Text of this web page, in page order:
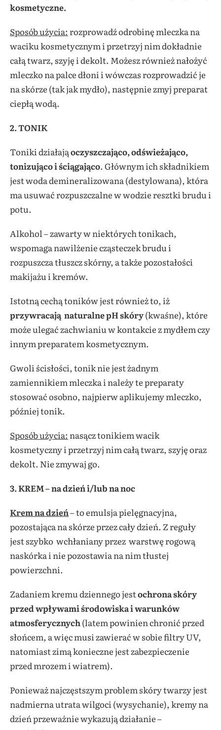
kosmetyczne.
Sposób użycia: rozprowadź odrobinę mleczka na
waciku kosmetycznym i przetrzyj nim dokładnie
całą twarz, szyję i dekolt. Możesz również nałożyć
mleczko na palce dłoni i wówczas rozprowadzić je
na skórze (tak jak mydło), następnie zmyj preparat
ciepłą wodą.
2. TONIK
Toniki działająoczyszczająco, odświeżająco,
tonizująco i ściągająco. Głównym ich składnikiem
jest woda demineralizowana (destylowana), która
ma usuwać rozpuszczalne w wodzie resztki brudu i
potu.
Alkohol – zawarty w niektórych tonikach,
wspomaga nawilżenie cząsteczek brudu i
rozpuszcza tłuszcz skórny, a także pozostałości
makijażu i kremów.
Istotną cechą toników jest również to, iż
przywracają naturalne pH skóry(kwaśne), które
może ulegać zachwianiu w kontakcie z mydłem czy
innym preparatem kosmetycznym.
Gwoli ścisłości, tonik nie jest żadnym
zamiennikiem mleczka i należy te preparaty
stosować osobno, najpierw aplikujemy mleczko,
później tonik.
Sposób użycia: nasącz tonikiem wacik
kosmetyczny i przetrzyj nim całą twarz, szyję oraz
dekolt. Nie zmywaj go.
3. KREM – na dzień i/lub na noc
Krem na dzień– to emulsja pielęgnacyjna,
pozostająca na skórze przez cały dzień. Z reguły
jest szybko wchłaniany przez warstwę rogową
naskórka i nie pozostawia na nim tłustej
powierzchni.
Zadaniem kremu dziennego jestochrona skóry
przed wpływami środowiska i warunków
atmosferycznych(latem powinien chronić przed
słońcem, a więc musi zawierać w sobie filtry UV,
natomiast zimą konieczne jest zabezpieczenie
przed mrozem i wiatrem).
Ponieważ najczęstszym problem skóry twarzy jest
nadmierna utrata wilgoci (wysychanie), kremy na
dzień przeważnie wykazują działanie –